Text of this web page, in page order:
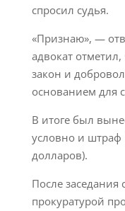
спросил судья.
«Признаю», —
адвокат
закон и
основанием для
В итоге был
условно и
долларов).
После заседания
прокуратурой